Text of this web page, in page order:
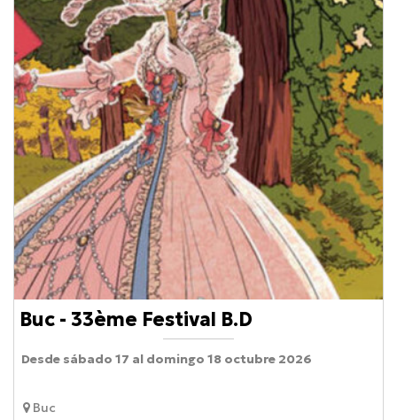
Buc - 33ème Festival B.D
Buc
Desde sábado 17 al domingo 18 octubre 2026